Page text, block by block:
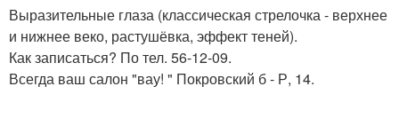
Выразительные глаза (классическая стрелочка - верхнее
и нижнее веко, растушёвка, эффект теней).
Как записаться? По тел. 56-12-09.
Всегда ваш салон "вау! " Покровский б - Р, 14.